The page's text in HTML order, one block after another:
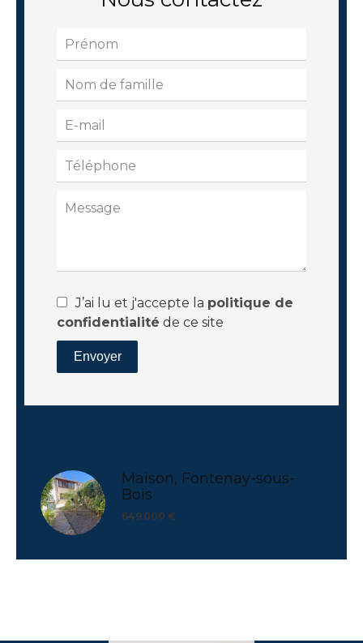
J’ai lu et j'accepte la politique de
confidentialité de ce site
Envoyer
Maison, Fontenay-sous-
Bois
649 000 €